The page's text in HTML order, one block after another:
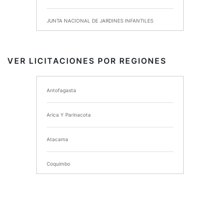
JUNTA NACIONAL DE JARDINES INFANTILES
I MUNICIPALIDAD DE CHIMBARONGO
INSTITUTO NACIONAL DE DEPORTES DE CHILE
SERVICIO DE SALUD DEL MAULE HOSPITAL DE
TALCA
I MUNICIPALIDAD DE PROVIDENCIA
VER LICITACIONES POR REGIONES
Antofagasta
Arica Y Parinacota
Atacama
Coquimbo